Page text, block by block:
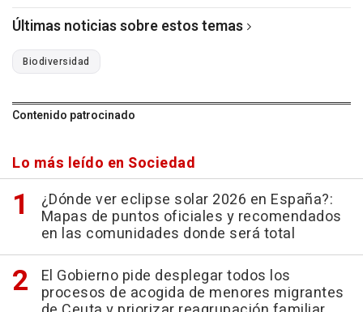
Últimas noticias sobre estos temas
Biodiversidad
Contenido patrocinado
Lo más leído en Sociedad
¿Dónde ver eclipse solar 2026 en España?:
Mapas de puntos oficiales y recomendados
en las comunidades donde será total
El Gobierno pide desplegar todos los
procesos de acogida de menores migrantes